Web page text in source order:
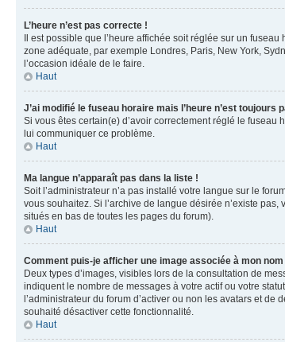
L’heure n’est pas correcte !
Il est possible que l’heure affichée soit réglée sur un
zone adéquate, par exemple Londres, Paris, New York,
l’occasion idéale de le faire.
Haut
J’ai modifié le fuseau horaire mais l’heure n’est toujours
Si vous êtes certain(e) d’avoir correctement réglé le fuseau
lui communiquer ce problème.
Haut
Ma langue n’apparaît pas dans la liste !
Soit l’administrateur n’a pas installé votre langue sur le
vous souhaitez. Si l’archive de langue désirée n’existe
situés en bas de toutes les pages du forum).
Haut
Comment puis-je afficher une image associée à mon nom
Deux types d’images, visibles lors de la consultation de
indiquent le nombre de messages à votre actif ou votre
l’administrateur du forum d’activer ou non les avatars et
souhaité désactiver cette fonctionnalité.
Haut